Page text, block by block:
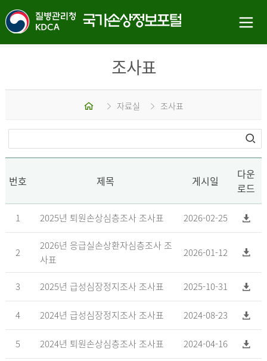
조사표
홈 자료실 조사표
번호 제목 게시일
다운
로드
1 2025년 퇴원손상심층조사 조사표 2026-02-25
2
2026년 응급실손상환자심층조사 조
사표
2026-01-12
3 2025년 급성심장정지조사 조사표 2025-10-31
4 2024년 급성심장정지조사 조사표 2024-08-23
5 2024년 퇴원손상심층조사 조사표 2024-04-16